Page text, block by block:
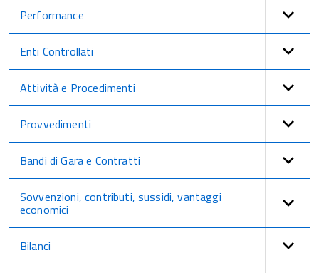
Performance
Enti Controllati
Attività e Procedimenti
Provvedimenti
Bandi di Gara e Contratti
Sovvenzioni, contributi, sussidi, vantaggi
economici
Bilanci